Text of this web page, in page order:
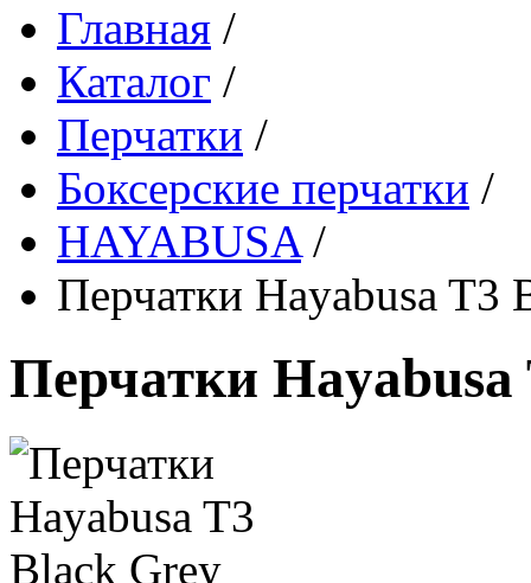
Главная /
Каталог /
Перчатки /
Боксерские перчатки /
HAYABUSA/
Перчатки Hayabusa T3
Перчатки